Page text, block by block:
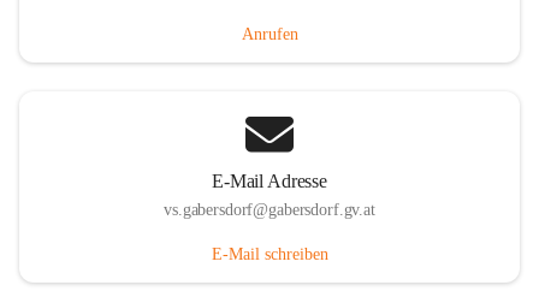
Anrufen
E-Mail Adresse
vs.gabersdorf@gabersdorf.gv.at
E-Mail schreiben